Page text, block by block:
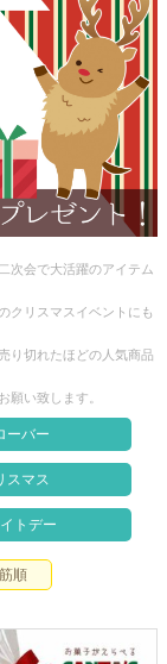
次会で大活躍のアイテム
クリスマスイベントにも
り切れたほどの人気商品
願い致します。
ーバー
スマス
トデー
順